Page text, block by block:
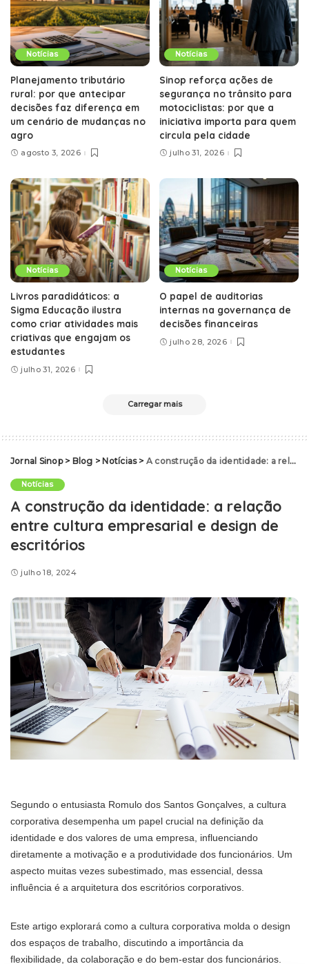
Notícias
Planejamento tributário
rural: por que antecipar
decisões faz diferença em
um cenário de mudanças no
agro
agosto 3, 2026
Notícias
Sinop reforça ações de
segurança no trânsito para
motociclistas: por que a
iniciativa importa para quem
circula pela cidade
julho 31, 2026
Notícias
Livros paradidáticos: a
Sigma Educação ilustra
como criar atividades mais
criativas que engajam os
estudantes
julho 31, 2026
Notícias
O papel de auditorias
internas na governança de
decisões financeiras
julho 28, 2026
Carregar mais
Jornal Sinop> Blog > Notícias> A construção da identidade: a relação entre cultura empresarial e design de escritórios
Notícias
A construção da identidade: a relação
entre cultura empresarial e design de
escritórios
julho 18, 2024
Segundo o entusiasta Romulo dos Santos Gonçalves, a cultura
corporativa desempenha um papel crucial na definição da
identidade e dos valores de uma empresa, influenciando
diretamente a motivação e a produtividade dos funcionários. Um
aspecto muitas vezes subestimado, mas essencial, dessa
influência é a arquitetura dos escritórios corporativos.
Este artigo explorará como a cultura corporativa molda o design
dos espaços de trabalho, discutindo a importância da
flexibilidade, da colaboração e do bem-estar dos funcionários.